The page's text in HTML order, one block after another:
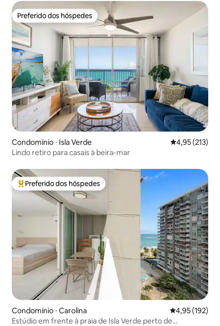
Preferido dos hóspedes
Preferido dos hóspedes
Condomínio ⋅ Isla Verde 4,95 de uma
4,95 (213)
Lindo retiro para casais à beira-mar
Entre os melhores preferidos dos hóspedes
Preferido dos hóspedes
Condomínio ⋅ Carolina 4,95 de uma
4,95 (192)
Estúdio em frente à praia de Isla Verde perto de